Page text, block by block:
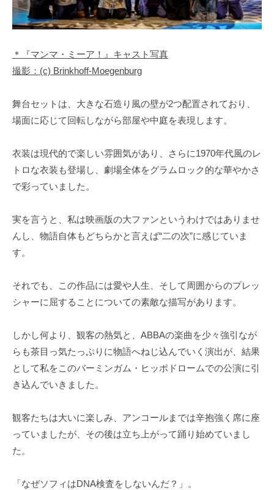
＊『マンマ・ミーア！』キャスト写真
撮影：(c) Brinkhoff-Moegenburg
舞台セットは、大きな石造り風の壁が2つ配置されており、
場面に応じて回転しながら部屋や中庭を表現します。
衣装は現代的で楽しい雰囲気があり、さらに1970年代風のレ
トロな衣装も登場し、劇場全体をグラムロック的な華やかさ
で彩っていました。
実を言うと、私は映画版の大ファンというわけではありませ
んし、物語自体もどちらかと言えば“二の次”に感じていま
す。
それでも、この作品には愛や人生、そして周囲からのプレッ
シャーに屈することについての素敵な描写があります。
しかし何より、観客の熱気と、ABBAの楽曲を少々強引なが
らも茶目っ気たっぷりに物語へねじ込んでいく演出が、結果
として私をこのバーミンガム・ヒッポドロームでの公演に引
き込んでいきました。
観客たちは大いに楽しみ、アンコールまでは辛抱強く席に座
っていましたが、その後は立ち上がって踊り始めていまし
た。
「なぜソフィはDNA検査をしないんだ？」。